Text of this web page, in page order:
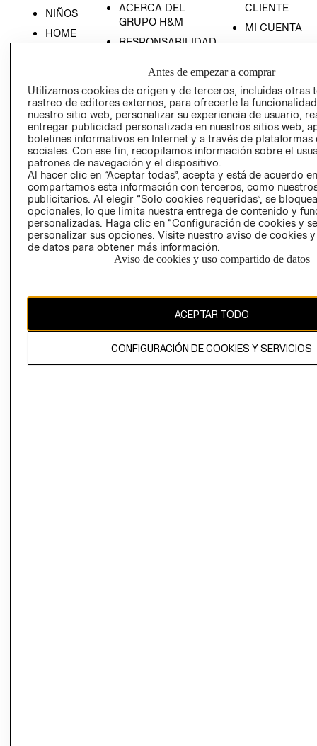
NIÑOS
HOME
ACERCA DEL
GRUPO H&M
RESPONSABILIDAD
PRENSA
RELACIÓN CON
INVERSIONISTAS
POLÍTICA
EMPRESARIAL
CLIENTE
MI CUENTA
NUESTRAS
- RETIRO EN
TIENDA
TÉRMINOS Y
CONDICIONES
PRIVACIDAD
GIFT CARD
AVISO DE
COOKIES
Uruguay ($U)
Antes de empezar a comprar
Utilizamos cookies de origen y de terceros, incluidas otras
rastreo de editores externos, para ofrecerle la
nuestro sitio web, personalizar su experiencia de usuario,
entregar publicidad personalizada en nuestros sitios web,
boletines informativos en Internet y a través de plataformas
sociales. Con ese fin, recopilamos información sobre el
patrones de navegación y el dispositivo.
Al hacer clic en “Aceptar todas”, acepta y está de acuerdo
compartamos esta información con terceros, como
publicitarios. Al elegir “Solo cookies requeridas”, se
opcionales, lo que limita nuestra entrega de contenido y
personalizadas. Haga clic en “Configuración de cookies y
personalizar sus opciones. Visite nuestro aviso de cookies
de datos para obtener más información.
Aviso de cookies y uso compartido de datos
ACEPTAR TODO
CONFIGURACIÓN DE COOKIES Y SERVICIOS